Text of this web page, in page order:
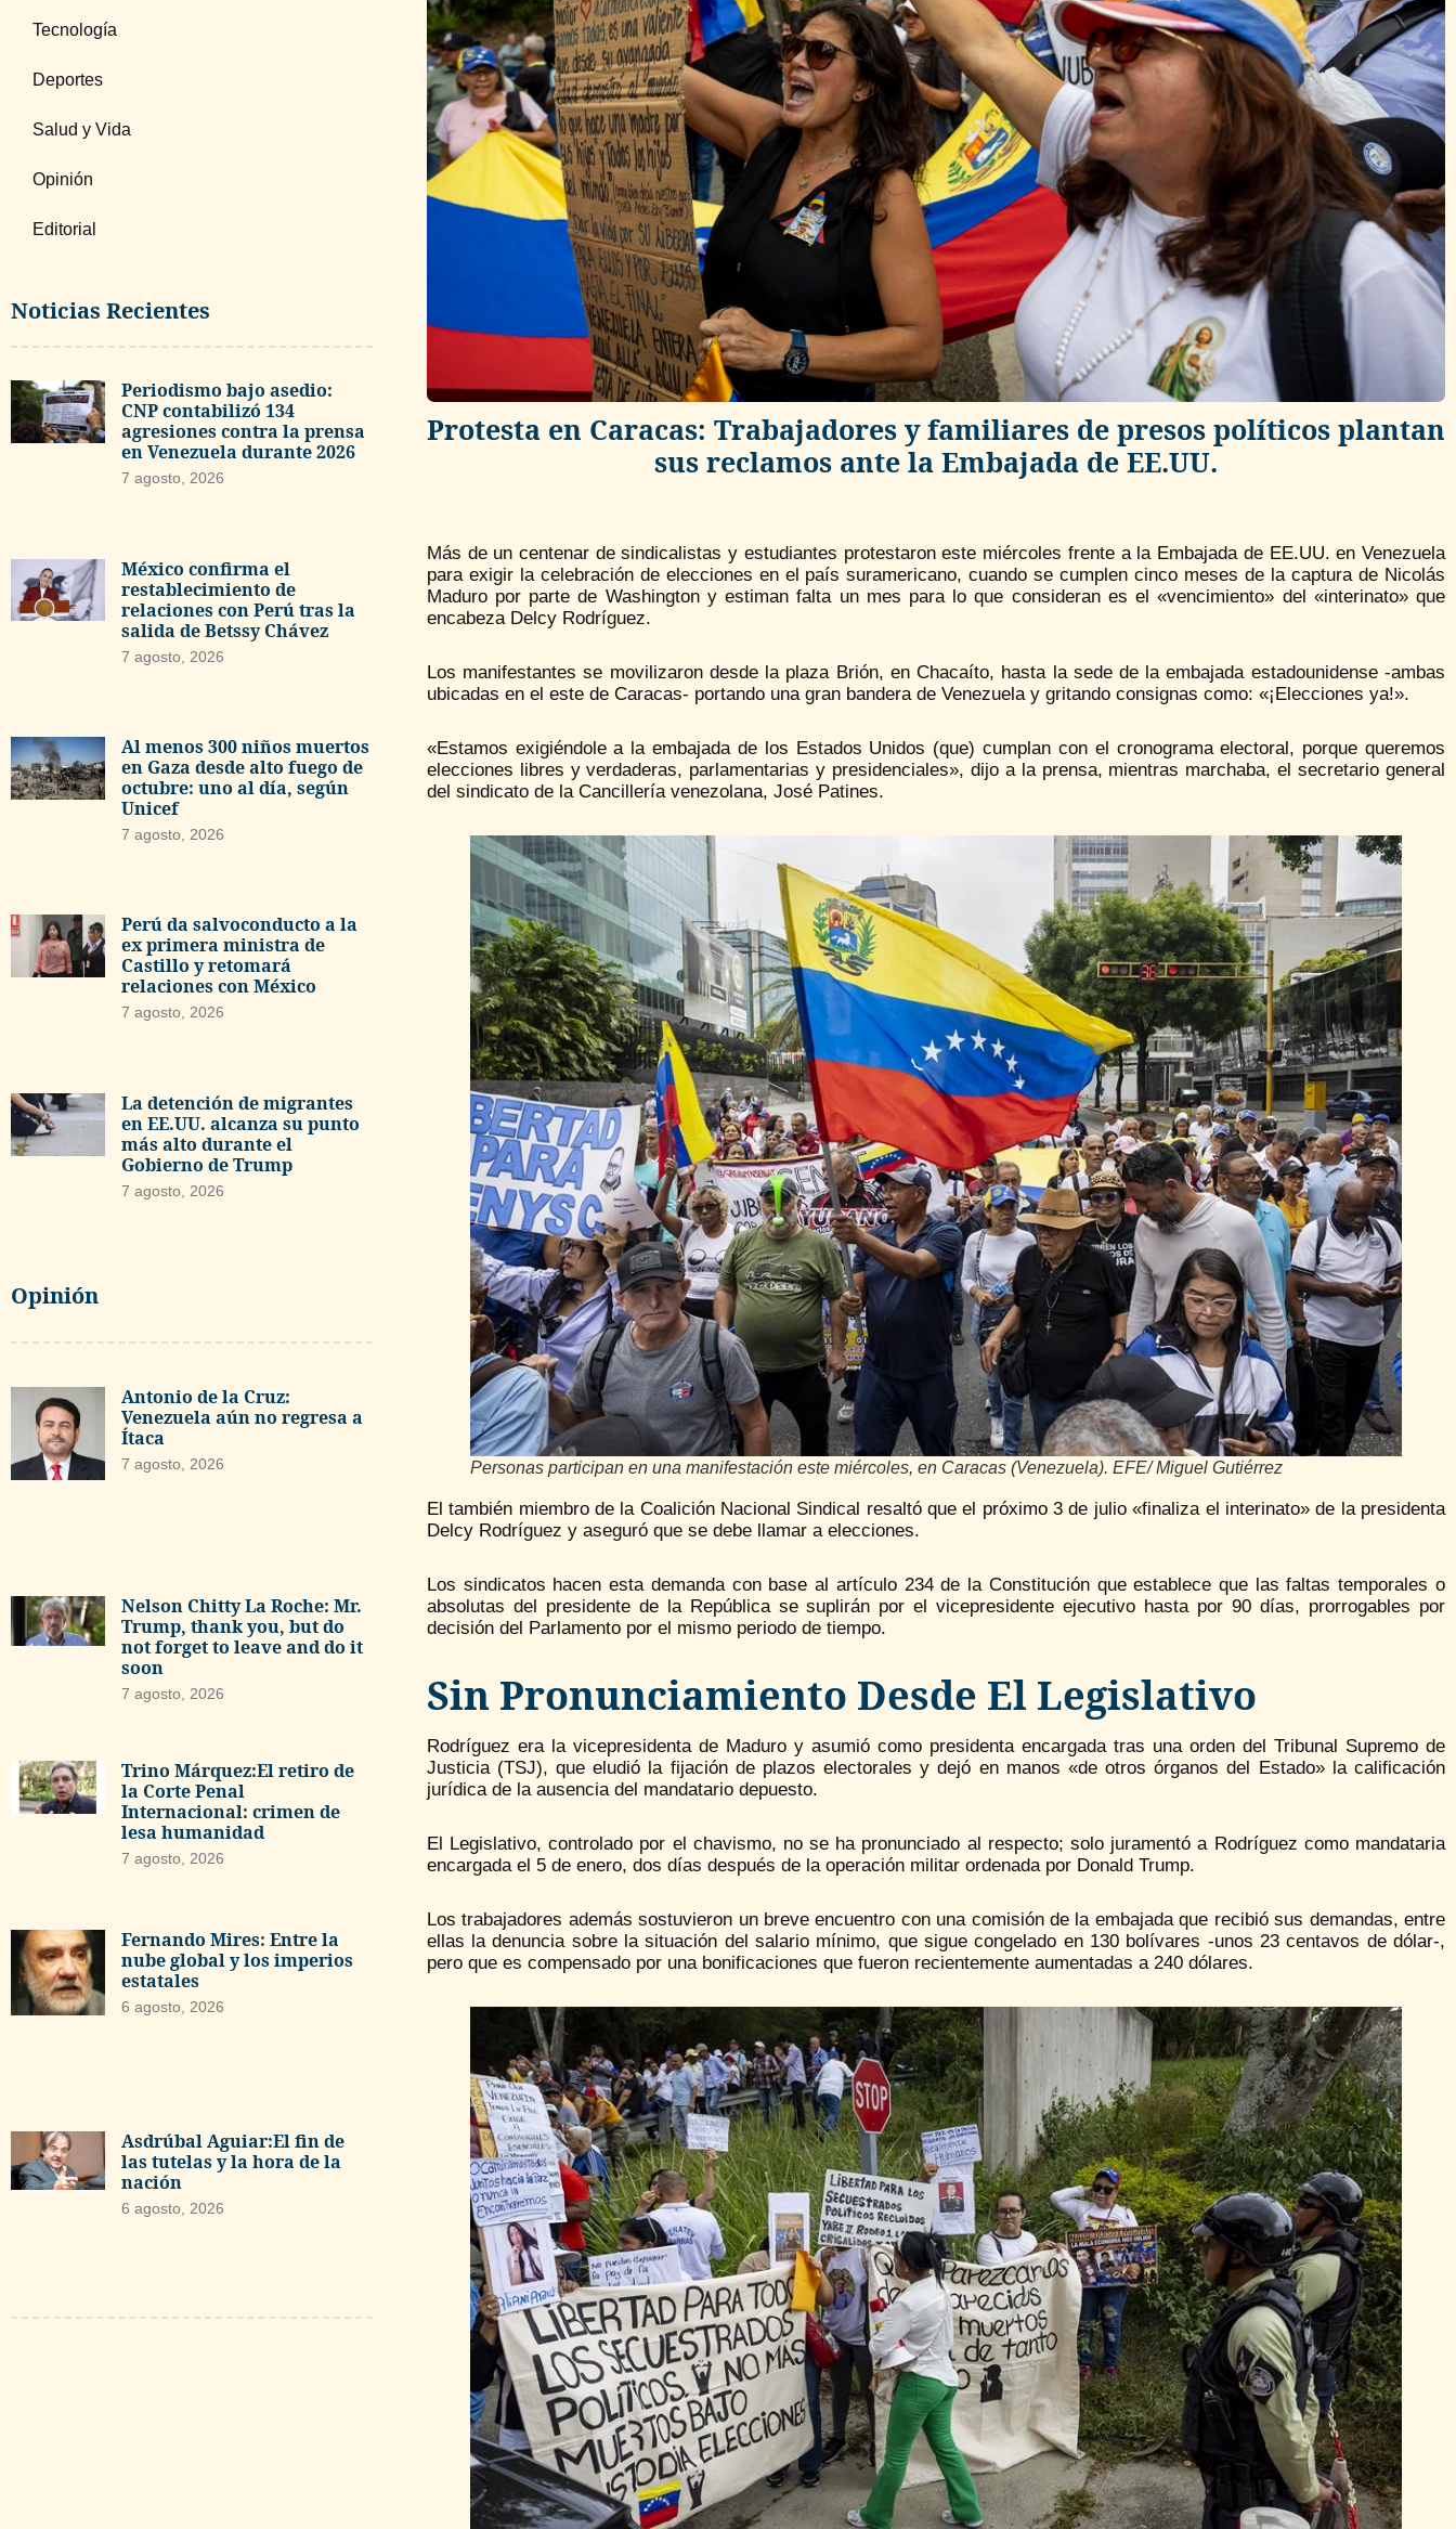
Tecnología
Deportes
Salud y Vida
Opinión
Editorial
Noticias Recientes
Periodismo bajo asedio:
CNP contabilizó 134
agresiones contra la prensa
en Venezuela durante 2026
7 agosto, 2026
México confirma el
restablecimiento de
relaciones con Perú tras la
salida de Betssy Chávez
7 agosto, 2026
Al menos 300 niños muertos
en Gaza desde alto fuego de
octubre: uno al día, según
Unicef
7 agosto, 2026
Perú da salvoconducto a la
ex primera ministra de
Castillo y retomará
relaciones con México
7 agosto, 2026
La detención de migrantes
en EE.UU. alcanza su punto
más alto durante el
Gobierno de Trump
7 agosto, 2026
Opinión
Antonio de la Cruz:
Venezuela aún no regresa a
Ítaca
7 agosto, 2026
Nelson Chitty La Roche: Mr.
Trump, thank you, but do
not forget to leave and do it
soon
7 agosto, 2026
Trino Márquez:El retiro de
la Corte Penal
Internacional: crimen de
lesa humanidad
7 agosto, 2026
Fernando Mires: Entre la
nube global y los imperios
estatales
6 agosto, 2026
Asdrúbal Aguiar:El fin de
las tutelas y la hora de la
nación
6 agosto, 2026
Protesta en Caracas: Trabajadores y familiares de presos políticos plantan
sus reclamos ante la Embajada de EE.UU.
Más de un centenar de sindicalistas y estudiantes protestaron este miércoles frente a la Embajada de EE.UU. en Venezuela
para exigir la celebración de elecciones en el país suramericano, cuando se cumplen cinco meses de la captura de Nicolás
Maduro por parte de Washington y estiman falta un mes para lo que consideran es el «vencimiento» del «interinato» que
encabeza Delcy Rodríguez.
Los manifestantes se movilizaron desde la plaza Brión, en Chacaíto, hasta la sede de la embajada estadounidense -ambas
ubicadas en el este de Caracas- portando una gran bandera de Venezuela y gritando consignas como: «¡Elecciones ya!».
«Estamos exigiéndole a la embajada de los Estados Unidos (que) cumplan con el cronograma electoral, porque queremos
elecciones libres y verdaderas, parlamentarias y presidenciales», dijo a la prensa, mientras marchaba, el secretario general
del sindicato de la Cancillería venezolana, José Patines.
Personas participan en una manifestación este miércoles, en Caracas (Venezuela). EFE/ Miguel Gutiérrez
El también miembro de la Coalición Nacional Sindical resaltó que el próximo 3 de julio «finaliza el interinato» de la presidenta
Delcy Rodríguez y aseguró que se debe llamar a elecciones.
Los sindicatos hacen esta demanda con base al artículo 234 de la Constitución que establece que las faltas temporales o
absolutas del presidente de la República se suplirán por el vicepresidente ejecutivo hasta por 90 días, prorrogables por
decisión del Parlamento por el mismo periodo de tiempo.
Sin Pronunciamiento Desde El Legislativo
Rodríguez era la vicepresidenta de Maduro y asumió como presidenta encargada tras una orden del Tribunal Supremo de
Justicia (TSJ), que eludió la fijación de plazos electorales y dejó en manos «de otros órganos del Estado» la calificación
jurídica de la ausencia del mandatario depuesto.
El Legislativo, controlado por el chavismo, no se ha pronunciado al respecto; solo juramentó a Rodríguez como mandataria
encargada el 5 de enero, dos días después de la operación militar ordenada por Donald Trump.
Los trabajadores además sostuvieron un breve encuentro con una comisión de la embajada que recibió sus demandas, entre
ellas la denuncia sobre la situación del salario mínimo, que sigue congelado en 130 bolívares -unos 23 centavos de dólar-,
pero que es compensado por una bonificaciones que fueron recientemente aumentadas a 240 dólares.